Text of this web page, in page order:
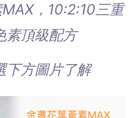
，10:2:10三重
素頂級配方
下方圖片了解